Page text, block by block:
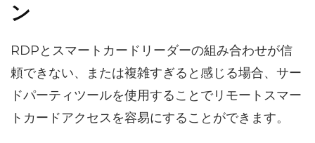
ン
RDPとスマートカードリーダーの組み合わせが信
頼できない、または複雑すぎると感じる場合、サー
ドパーティツールを使用することでリモートスマー
トカードアクセスを容易にすることができます。